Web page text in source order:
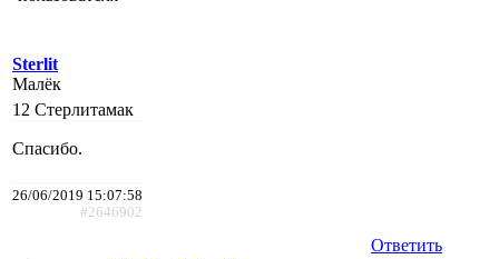
Sterlit
Малёк
12 Стерлитамак
Спасибо.
26/06/2019 15:07:58
#2646902
Ответить